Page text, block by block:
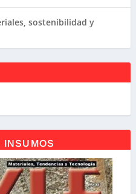
sostenibilidad y
INSUMOS